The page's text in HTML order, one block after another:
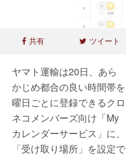
共有 ツイート
ヤマト運輸は20日、あら
かじめ都合の良い時間帯を
曜日ごとに登録できるクロ
ネコメンバーズ向け「My
カレンダーサービス」に、
「受け取り場所」を設定で